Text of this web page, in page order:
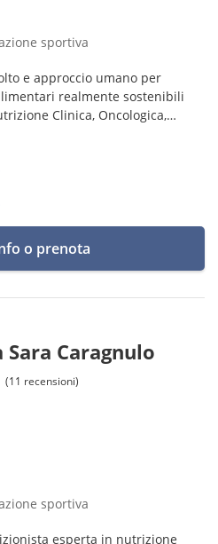
sportiva
e approccio umano per
realmente sostenibili
Clinica, Oncologica,
o prenota
Sara Caragnulo
(11 recensioni)
sportiva
esperta in nutrizione